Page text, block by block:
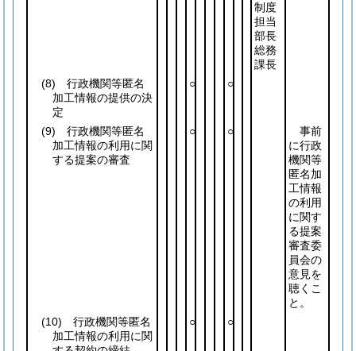
制度
担当
部長
総務
課長
(8) 行政機関等匿名
加工情報の提供の決
定
○ ○
(9) 行政機関等匿名
加工情報の利用に関
する提案の審査
○ ○
事前
に行政
機関等
匿名加
工情報
の利用
に関す
る提案
審査委
員会の
意見を
聴くこ
と。
(10) 行政機関等匿名
加工情報の利用に関
○ ○